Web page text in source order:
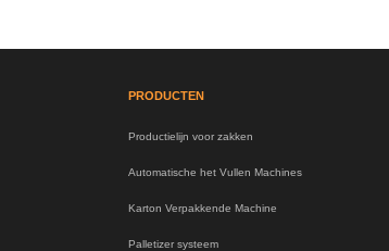
PRODUCTEN
Productielijn voor zakken
Automatische het Vullen Machines
Karton Verpakkende Machine
Palletizer systeem